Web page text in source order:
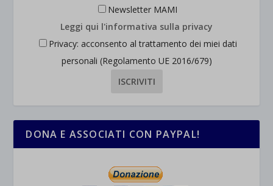
Newsletter MAMI
Leggi qui l'informativa sulla privacy
Privacy: acconsento al trattamento dei miei dati
personali (Regolamento UE 2016/679)
DONA E ASSOCIATI CON PAYPAL!